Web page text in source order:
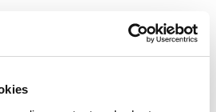
no hemos podido
"".